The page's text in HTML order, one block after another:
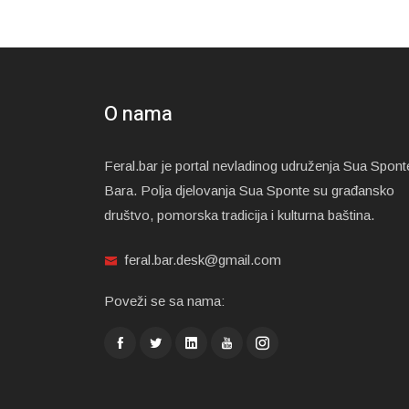
O nama
Feral.bar je portal nevladinog udruženja Sua
Bara. Polja djelovanja Sua Sponte su građansko
društvo, pomorska tradicija i kulturna baština.
feral.bar.desk@gmail.com
Poveži se sa nama: